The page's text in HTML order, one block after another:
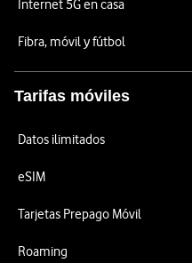
Internet 5G en casa
Fibra, móvil y fútbol
Tarifas móviles
Datos ilimitados
eSIM
Tarjetas Prepago Móvil
Roaming